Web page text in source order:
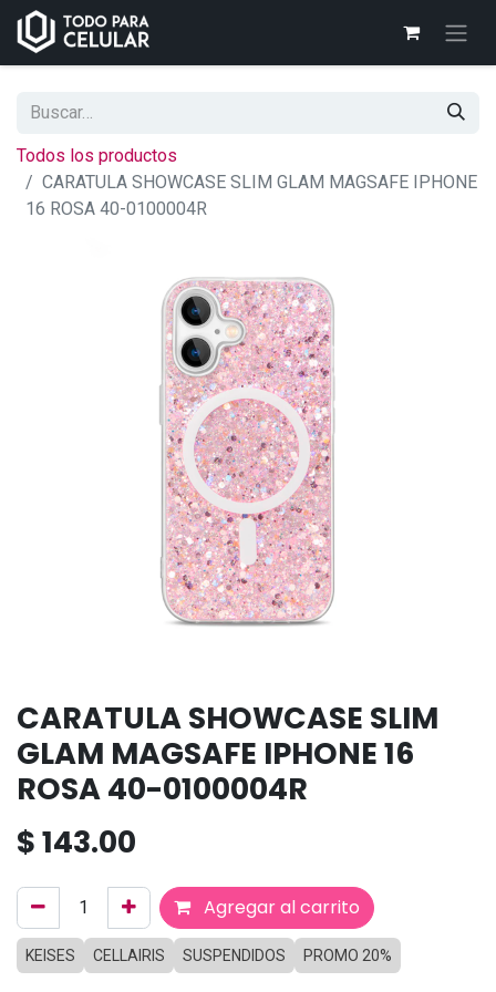
Todos los productos
CARATULA SHOWCASE SLIM GLAM MAGSAFE IPHONE
16 ROSA 40-0100004R
CARATULA SHOWCASE SLIM
GLAM MAGSAFE IPHONE 16
ROSA 40-0100004R
$143.00
Agregar al carrito
KEISES CELLAIRIS SUSPENDIDOS PROMO 20%